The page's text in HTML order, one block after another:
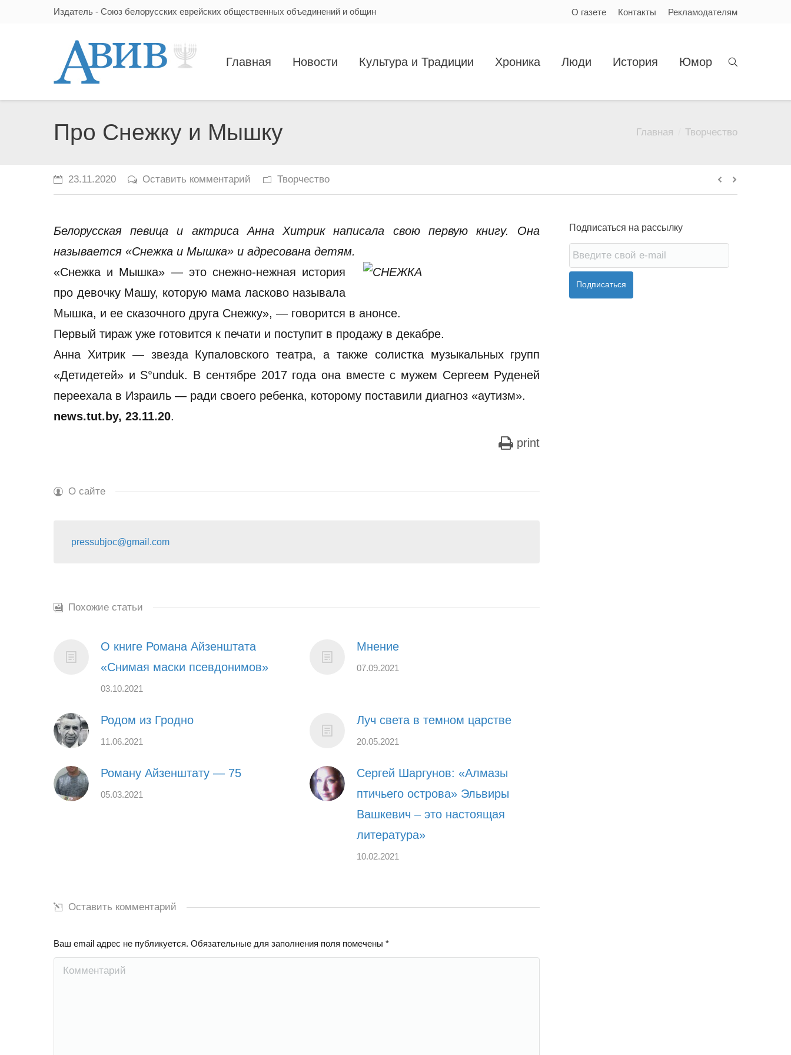
Издатель - Союз белорусских еврейских общественных объединений и общин О газете Контакты Рекламодателям
Главная Новости Культура и Традиции Хроника Люди История Юмор
Про Снежку и Мышку Главная Творчество
23.11.2020 Оставить комментарий Творчество
Белорусская певица и актриса Анна Хитрик написала свою первую книгу. Она
называется «Снежка и Мышка» и адресована детям.
«Снежка и Мышка» — это снежно-нежная история
про девочку Машу, которую мама ласково называла
Мышка, и ее сказочного друга Снежку», — говорится в анонсе.
Первый тираж уже готовится к печати и поступит в продажу в декабре.
Анна Хитрик — звезда Купаловского театра, а также солистка музыкальных групп
«Детидетей» и S°unduk. В сентябре 2017 года она вместе с мужем Сергеем Руденей
переехала в Израиль — ради своего ребенка, которому поставили диагноз «аутизм».
news.tut.by, 23.11.20.
print
О сайте
pressubjoc@gmail.com
Похожие статьи
О книге Романа Айзенштата
«Снимая маски псевдонимов»
03.10.2021
Мнение
07.09.2021
Родом из Гродно
11.06.2021
Луч света в темном царстве
20.05.2021
Роману Айзенштату — 75
05.03.2021
Сергей Шаргунов: «Алмазы
птичьего острова» Эльвиры
Вашкевич – это настоящая
литература»
10.02.2021
Оставить комментарий
Ваш email адрес не публикуется. Обязательные для заполнения поля помечены *
Комментарий
Подписаться на рассылку
Подписаться